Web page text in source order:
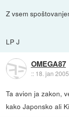
Z vsem
LP J
OMEGA87
:: 18. jan
Ta avion ja zakon,
kako Japonsko ali